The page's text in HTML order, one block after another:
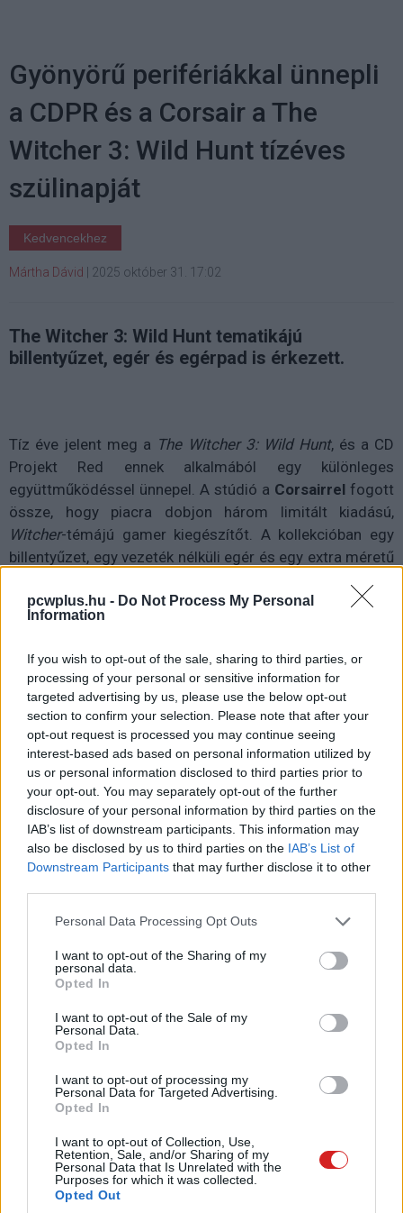
pcwplus.hu - Do Not Process My Personal
Information
If you wish to opt-out of the sale, sharing to third parties, or
processing of your personal or sensitive information for
targeted advertising by us, please use the below opt-out
section to confirm your selection. Please note that after your
opt-out request is processed you may continue seeing
interest-based ads based on personal information utilized by
us or personal information disclosed to third parties prior to
your opt-out. You may separately opt-out of the further
disclosure of your personal information by third parties on the
IAB’s list of downstream participants. This information may
also be disclosed by us to third parties on the IAB’s List of
Downstream Participants that may further disclose it to other
Please note that this website/app uses one or more Google
not limited to your visit or usage behaviour. You may click to
grant or deny consent to Google and its third-party tags to
use your data for below specified purposes in below Google
consent section.
Personal Data Processing Opt Outs
I want to opt-out of the Sharing of my
personal data.
Opted In
I want to opt-out of the Sale of my
Personal Data.
Opted In
I want to opt-out of processing my
Personal Data for Targeted Advertising.
Opted In
I want to opt-out of Collection, Use,
Retention, Sale, and/or Sharing of my
Personal Data that Is Unrelated with the
Purposes for which it was collected.
Opted Out
Gyönyörű perifériákkal ünnepli
a CDPR és a Corsair a The
Witcher 3: Wild Hunt tízéves
szülinapját
Kedvencekhez
Mártha Dávid 2025 október 31. 17:02
The Witcher 3: Wild Hunt tematikájú
billentyűzet, egér és egérpad is érkezett.
Tíz éve jelent meg a The Witcher 3: Wild Hunt, és a CD
Projekt Red ennek alkalmából egy különleges
együttműködéssel ünnepel. A stúdió a Corsairrel fogott
össze, hogy piacra dobjon három limitált kiadású,
Witcher-témájú gamer kiegészítőt. A kollekcióban egy
billentyűzet, egy vezeték nélküli egér és egy extra méretű
Corsair K65 Plus Wireless - Witcher 3: Wild Hunt
billentyűzet, amelynek felszínén a farkasfejes jelkép fut
végig. A billentyűzet egyébként aCorsair MLX Red
lineáris kapcsolókat használja, és akár266 órás
üzemidőtígér vezeték nélküli módban. A többfunkciós
vezérlőtárcsa, a Bluetooth és a 2.4 GHz-esSlipstream
kapcsolat természetesen szintén adott, az ára pedig
169,99 euró.
Corsair M75 Wireless - Witcher 3 Edition
hasonlóan
prémium darab, arany oldalgombokkal és aWild Hunt
világából ihletett mintákkal. A könnyű, kétkezes
kialakítású egér aMarksman26 000 DPI-s szenzorral,
optikaiQuickStrikegombokkal és akár105 órás
akkumulátoridővelérkezik. Bluetooth és